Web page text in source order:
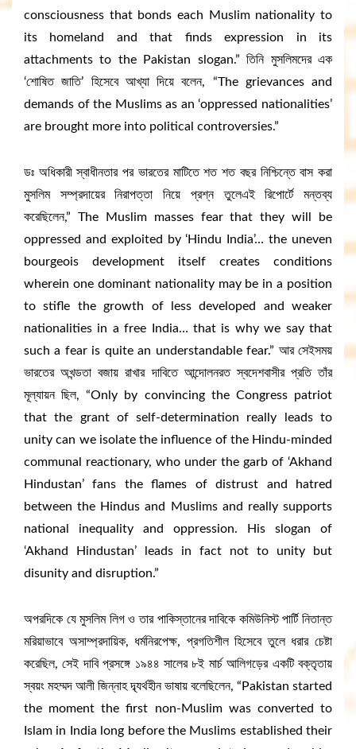
consciousness that bonds each Muslim nationality to
its homeland and that finds expression in its
attachments to the Pakistan slogan.” তিনি মুসলিমদের এক
‘শোষিত জাতি’ হিসেবে আখ্যা দিয়ে বলেন, “The grievances and
demands of the Muslims as an ‘oppressed nationalities’
are brought more into political controversies.”
ডঃ অধিকারী স্বাধীনতার পর ভারতের মাটিতে শত শত বছর নিশ্চিন্তে বাস করা
মুসলিম সম্প্রদায়ের নিরাপত্তা নিয়ে প্রশ্ন তুলেএই রিপোর্টে মন্তব্য
করেছিলেন,” The Muslim masses fear that they will be
oppressed and exploited by ‘Hindu India’… the uneven
bourgeois development itself creates conditions
wherein one dominant nationality may be in a position
to stifle the growth of less developed and weaker
nationalities in a free India… that is why we say that
such a fear is quite an understandable fear.” আর সেইসময়
ভারতের অখন্ডতা বজায় রাখার দাবিতে আন্দোলনরত স্বদেশবাসীর প্রতি তাঁর
মূল্যায়ন ছিল, “Only by convincing the Congress patriot
that the grant of self-determination really leads to
unity can we isolate the influence of the Hindu-minded
communal reactionary, who under the garb of ‘Akhand
Hindustan’ fans the flames of distrust and hatred
between the Hindus and Muslims and really supports
national inequality and oppression. His slogan of
‘Akhand Hindustan’ leads in fact not to unity but
disunity and disruption.”
অপরদিকে যে মুসলিম লিগ ও তার পাকিস্তানের দাবিকে কমিউনিস্ট পার্টি নিতান্ত
মরিয়াভাবে অসাম্প্রদায়িক, ধর্মনিরপেক্ষ, প্রগতিশীল হিসেবে তুলে ধরার চেষ্টা
করেছিল, সেই দাবি প্রসঙ্গে ১৯৪৪ সালের ৮ই মার্চ আলিগড়ের একটি বক্তৃতায়
স্বয়ং মহম্মদ আলী জিন্নাহ দ্ব্যর্থহীন ভাষায় বলেছিলেন, “Pakistan started
the moment the first non-Muslim was converted to
Islam in India long before the Muslims established their